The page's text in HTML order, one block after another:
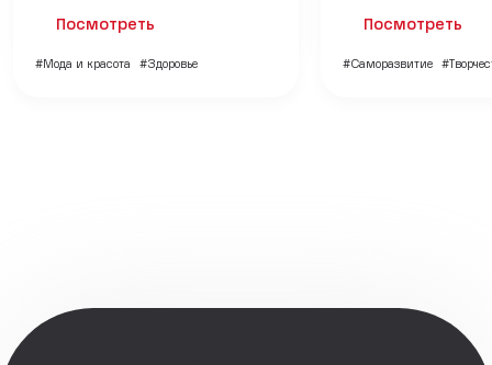
Посмотреть
#Мода и красота #Здоровье
Посмотреть
#Саморазвитие